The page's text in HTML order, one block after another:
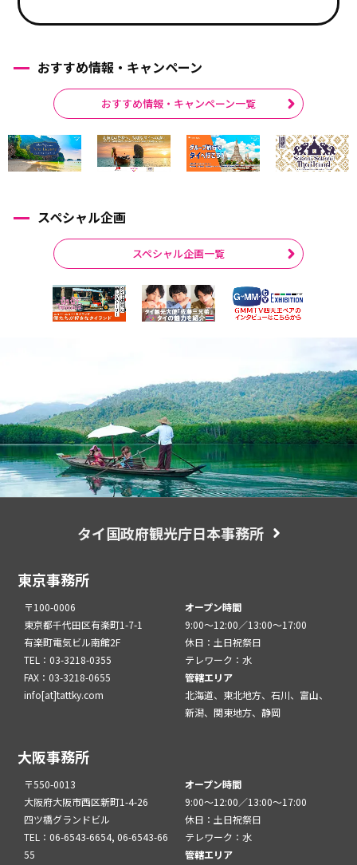
おすすめ情報・キャンペーン
おすすめ情報・キャンペーン一覧
スペシャル企画
スペシャル企画一覧
タイ国政府観光庁日本事務所
東京事務所
〒100-0006
東京都千代田区有楽町1-7-1
有楽町電気ビル南館2F
TEL：03-3218-0355
FAX：03-3218-0655
info[at]tattky.com
オープン時間
9:00～12:00／13:00～17:00
休日：土日祝祭日
テレワーク：水
管轄エリア
北海道、東北地方、石川、富山、
新潟、関東地方、静岡
大阪事務所
〒550-0013
大阪府大阪市西区新町1-4-26
四ツ橋グランドビル
TEL：06-6543-6654, 06-6543-66
55
オープン時間
9:00～12:00／13:00～17:00
休日：土日祝祭日
テレワーク：水
管轄エリア